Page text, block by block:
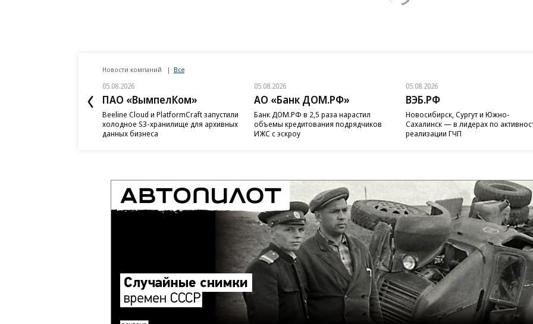
Новости компаний Все
05.08.2026
ПАО «ВымпелКом»
Beeline Cloud и PlatformCraft запустили
холодное S3-хранилище для архивных
данных бизнеса
05.08.2026
АО «Банк ДОМ.РФ»
Банк ДОМ.РФ в 2,5 раза нарастил
объемы кредитования подрядчиков
ИЖС с эскроу
05.08.2026
ВЭБ.РФ
Новосибирск, Сургут и Южно-
Сахалинск — в лидерах по
реализации ГЧП